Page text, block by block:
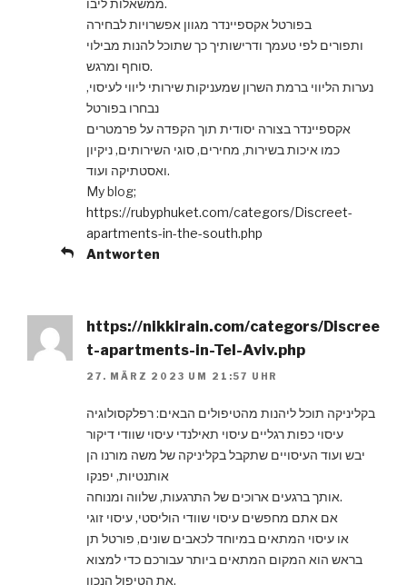
ממשאלות ליבו.
בפורטל אקספיינדר מגוון אפשרויות לבחירה
ותפורים לפי טעמך ודרישותיך כך שתוכל להנות מבילוי
סוחף ומרגש.
נערות הליווי ברמת השרון שמעניקות שירותי ליווי לעיסוי,
נבחרו בפורטל
אקספיינדר בצורה יסודית תוך הקפדה על פרמטרים
כמו איכות בשירות, מחירים, סוגי השירותים, ניקיון
ואסטתיקה ועוד.
My blog;
https://rubyphuket.com/categors/Discreet-
apartments-in-the-south.php
Antworten
https://nikkirain.com/categors/Discree
t-apartments-in-Tel-Aviv.php
27. MÄRZ 2023 UM 21:57 UHR
בקליניקה תוכל ליהנות מהטיפולים הבאים: רפלקסולוגיה
עיסוי כפות רגליים עיסוי תאילנדי עיסוי שוודי דיקור
יבש ועוד העיסויים שתקבל בקליניקה של משה מורנו הן
אותנטיות, יפנקו
אותך ברגעים ארוכים של התרגעות, שלווה ומנוחה.
אם אתם מחפשים עיסוי שוודי הוליסטי, עיסוי זוגי
או עיסוי המתאים במיוחד לכאבים שונים, פורטל תן
בראש הוא המקום המתאים ביותר עבורכם כדי למצוא
את הטיפול הנכון.